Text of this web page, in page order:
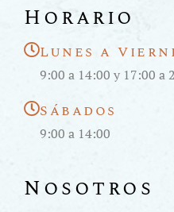
Horario
Lunes a
9:00 a 14:00 y 17:00 a
Sábados
9:00 a 14:00
Nosotros